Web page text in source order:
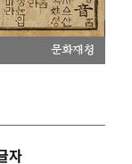
문화재청
자